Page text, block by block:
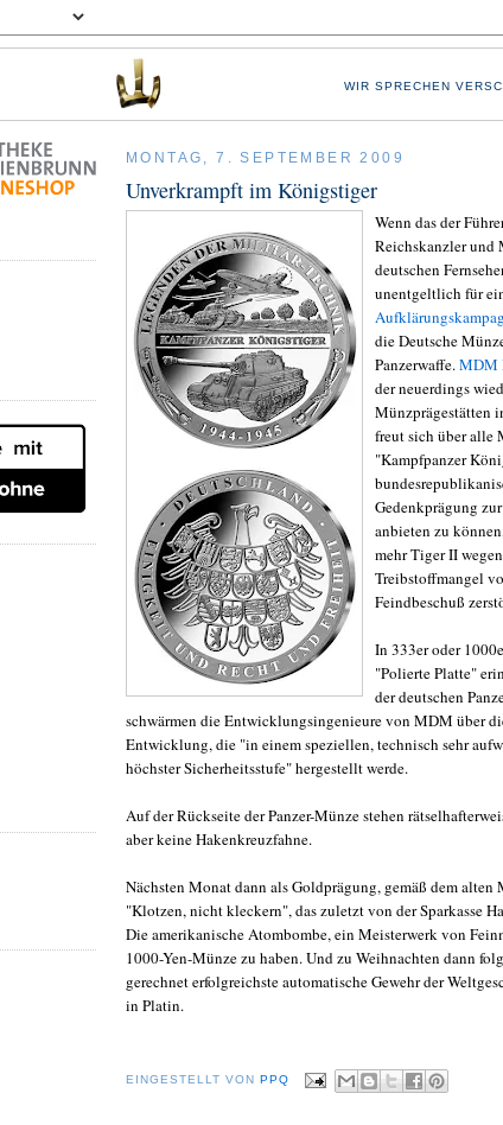
WIR SPRECHEN
MONTAG, 7. SEPTEMBER 2009
Unverkrampft im Königstiger
Wenn das der
Reichskanzler und
deutschen
unentgeltlich für
die Deutsche
Panzerwaffe. MDM
der neuerdings
Münzprägestätten
freut sich über alle
"Kampfpanzer
Gedenkprägung
anbieten zu
mehr Tiger II
Treibstoffmangel
Feindbeschuß
In 333er oder
"Polierte Platte"
der deutschen
schwärmen die Entwicklungsingenieure von MDM über
Entwicklung, die "in einem speziellen, technisch sehr
höchster Sicherheitsstufe" hergestellt werde.
Auf der Rückseite der Panzer-Münze stehen
aber keine Hakenkreuzfahne.
Nächsten Monat dann als Goldprägung, gemäß dem alten
"Klotzen, nicht kleckern", das zuletzt von der Sparkasse
Die amerikanische Atombombe, ein Meisterwerk von
1000-Yen-Münze zu haben. Und zu Weihnachten dann
gerechnet erfolgreichste automatische Gewehr der
in Platin.
EINGESTELLT VON PPQ